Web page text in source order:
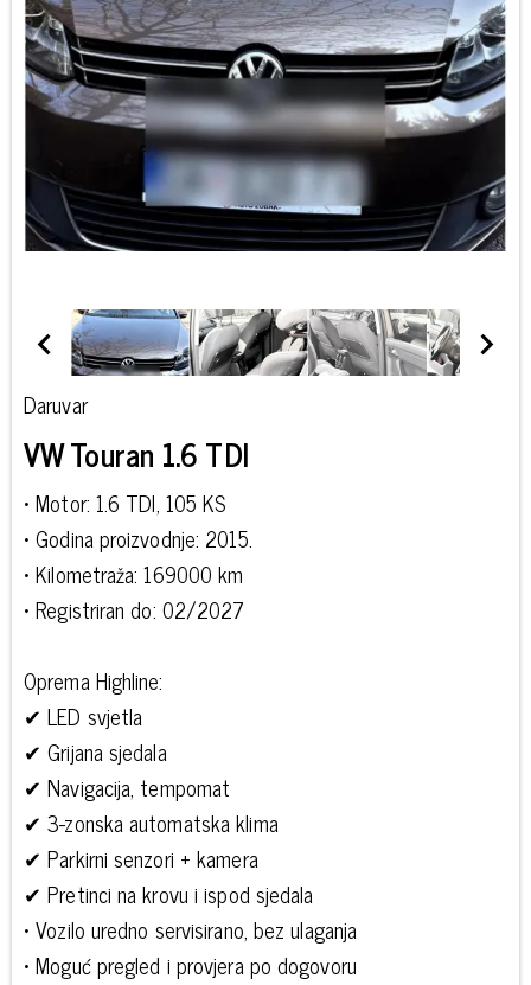
Daruvar
VW Touran 1.6 TDI
• Motor: 1.6 TDI, 105 KS
• Godina proizvodnje: 2015.
• Kilometraža: 169000 km
• Registriran do: 02/2027
Oprema Highline:
✔ LED svjetla
✔ Grijana sjedala
✔ Navigacija, tempomat
✔ 3-zonska automatska klima
✔ Parkirni senzori + kamera
✔ Pretinci na krovu i ispod sjedala
• Vozilo uredno servisirano, bez ulaganja
• Moguć pregled i provjera po dogovoru